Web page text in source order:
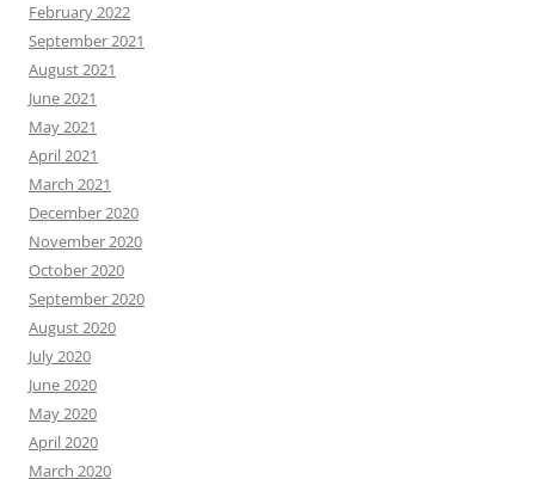
February 2022
September 2021
August 2021
June 2021
May 2021
April 2021
March 2021
December 2020
November 2020
October 2020
September 2020
August 2020
July 2020
June 2020
May 2020
April 2020
March 2020